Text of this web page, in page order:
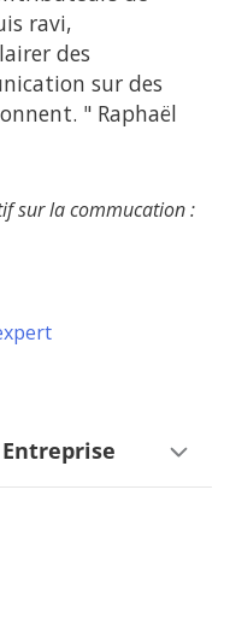
ravi,
des
sur des
" Raphaël
sur la commucation :
Entreprise